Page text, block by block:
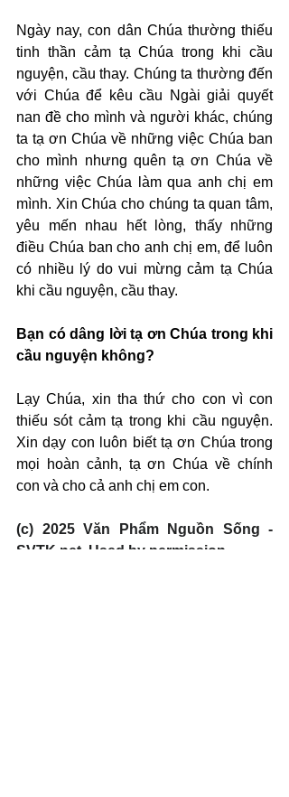
Ngày nay, con dân Chúa thường thiếu
tinh thần cảm tạ Chúa trong khi cầu
nguyện, cầu thay. Chúng ta thường đến
với Chúa để kêu cầu Ngài giải quyết
nan đề cho mình và người khác, chúng
ta tạ ơn Chúa về những việc Chúa ban
cho mình nhưng quên tạ ơn Chúa về
những việc Chúa làm qua anh chị em
mình. Xin Chúa cho chúng ta quan tâm,
yêu mến nhau hết lòng, thấy những
điều Chúa ban cho anh chị em, để luôn
có nhiều lý do vui mừng cảm tạ Chúa
khi cầu nguyện, cầu thay.
Bạn có dâng lời tạ ơn Chúa trong khi
cầu nguyện không?
Lạy Chúa, xin tha thứ cho con vì con
thiếu sót cảm tạ trong khi cầu nguyện.
Xin dạy con luôn biết tạ ơn Chúa trong
mọi hoàn cảnh, tạ ơn Chúa về chính
con và cho cả anh chị em con.
(c) 2025 Văn Phẩm Nguồn Sống -
SVTK.net. Used by permission.